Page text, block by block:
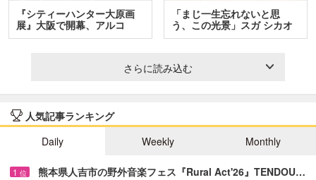
『シティーハンター大原画
展』大阪で開幕、アルコ
＆…
「まじ一生忘れないと思
う、この光景」スガ シカオ
と…
さらに読み込む
人気記事ランキング
Daily
Weekly Monthly
1 位 熊本県人吉市の野外音楽フェス『Rural Act'26』TENDOU…